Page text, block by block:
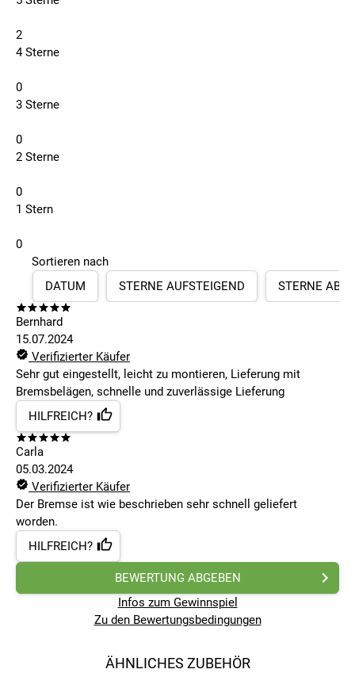
2
4 Sterne
0
3 Sterne
0
2 Sterne
0
1 Stern
0
Sortieren nach
DATUM
STERNE AUFSTEIGEND STERNE
Bernhard
15.07.2024
Verifizierter Käufer
Sehr gut eingestellt, leicht zu montieren, Lieferung mit
Bremsbelägen, schnelle und zuverlässige Lieferung
HILFREICH?
Carla
05.03.2024
Verifizierter Käufer
Der Bremse ist wie beschrieben sehr schnell geliefert
worden.
HILFREICH?
BEWERTUNG ABGEBEN
Infos zum Gewinnspiel
Zu den Bewertungsbedingungen
ÄHNLICHES ZUBEHÖR